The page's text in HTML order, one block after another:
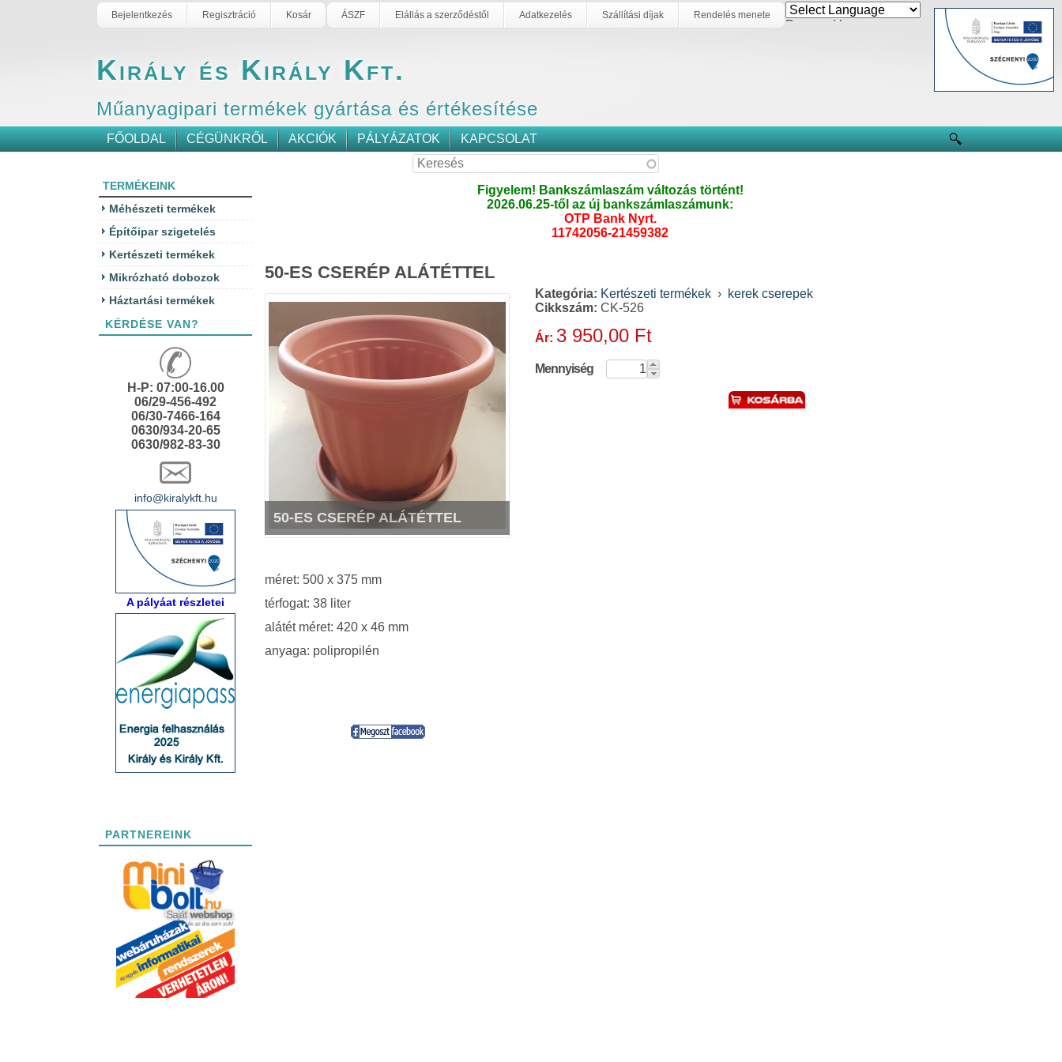
Bejelentkezés Regisztráció Kosár ÁSZF Elállás a szerződéstől Adatkezelés Szállítási díjak Rendelés menete
Powered by
Király és Király Kft.
Műanyagipari termékek gyártása és értékesítése
FŐOLDAL CÉGÜNKRŐL AKCIÓK PÁLYÁZATOK KAPCSOLAT
TERMÉKEINK
Méhészeti termékek
Építőipar szigetelés
Kertészeti termékek
Mikrózható dobozok
Háztartási termékek
KÉRDÉSE VAN?
H-P: 07:00-16.00
06/29-456-492
06/30-7466-164
0630/934-20-65
0630/982-83-30
info@kiralykft.hu
A pályáat részletei
PARTNEREINK
Figyelem! Bankszámlaszám változás történt!
2026.06.25-től az új bankszámlaszámunk:
OTP Bank Nyrt.
11742056-21459382
50-ES CSERÉP ALÁTÉTTEL
50-ES CSERÉP ALÁTÉTTEL
Kategória: Kertészeti termékek › kerek cserepek
Cikkszám: CK-526
Ár: 3 950,00 Ft
Mennyiség
méret: 500 x 375 mm
térfogat: 38 liter
alátét méret: 420 x 46 mm
anyaga: polipropilén